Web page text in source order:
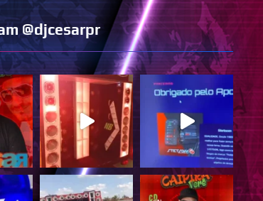
@djcesarpr